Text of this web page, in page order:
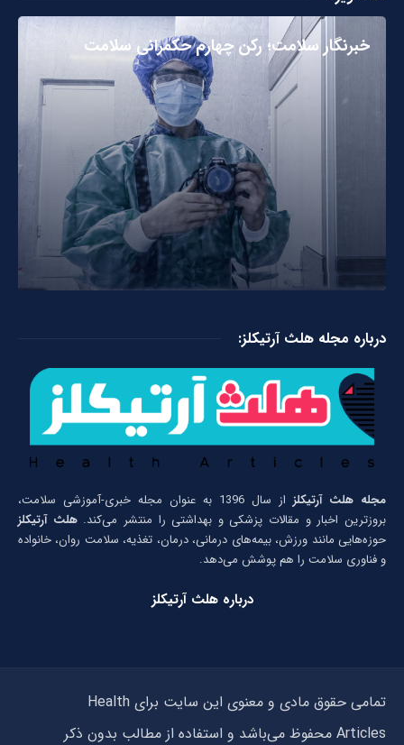
خبرنگار سلامت؛ رکن چهارم حکمرانی سلامت
درباره مجله هلث آرتیکلز:
مجله هلث آرتیکلز
از سال 1396 به عنوان مجله خبری-آموزشی سلامت،
بروزترین اخبار و مقالات پزشکی و بهداشتی را منتشر می‌کند.هلث آرتیکلز
حوزه‌هایی مانند ورزش، بیمه‌های درمانی، درمان، تغذیه، سلامت روان، خانواده
و فناوری سلامت را هم پوشش می‌دهد.
درباره هلث آرتیکلز
تمامی حقوق مادی و معنوی این سایت برای Health
Articles محفوظ می‌باشد و استفاده از مطالب بدون ذکر